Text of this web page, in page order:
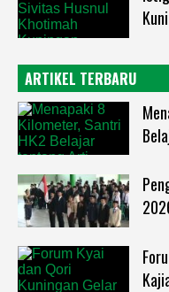
ARTIKEL TERBARU